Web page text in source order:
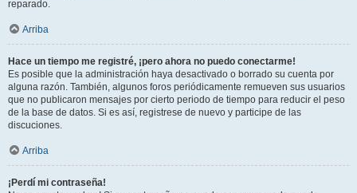
reparado.
Arriba
Hace un tiempo me registré, ¡pero ahora no puedo conectarme!
Es posible que la administración haya desactivado o borrado su cuenta por
alguna razón. También, algunos foros periódicamente remueven sus usuarios
que no publicaron mensajes por cierto periodo de tiempo para reducir el peso
de la base de datos. Si es así, registrese de nuevo y participe de las
discuciones.
Arriba
¡Perdí mi contraseña!